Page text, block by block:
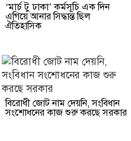
‘মার্চ টু ঢাকা’ কর্মসূচি এক দিন
এগিয়ে আনার সিদ্ধান্ত ছিল
ঐতিহাসিক
বিরোধী জোট নাম দেয়নি, সংবিধান
সংশোধনের কাজ শুরু করছে সরকার